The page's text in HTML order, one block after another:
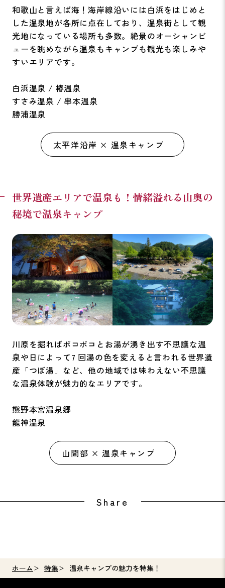
ホーム 特集 温泉キャンプの魅力を特集！
和歌山と言えば海！海岸線沿いには白浜をはじめと
した温泉地が各所に点在しており、温泉街として観
光地になっている場所も多数。絶景のオーシャンビ
ューを眺めながら温泉もキャンプも観光も楽しみや
すいエリアです。
白浜温泉 / 椿温泉
すさみ温泉 / 串本温泉
勝浦温泉
太平洋沿岸 × 温泉キャンプ
世界遺産エリアで温泉も！情緒溢れる山奥の
秘境で温泉キャンプ
川原を掘ればポコポコとお湯が湧き出す不思議な温
泉や日によって7 回湯の色を変えると言われる世界遺
産「つぼ湯」など、他の地域では味わえない不思議
な温泉体験が魅力的なエリアです。
熊野本宮温泉郷
龍神温泉
山間部 × 温泉キャンプ
Share